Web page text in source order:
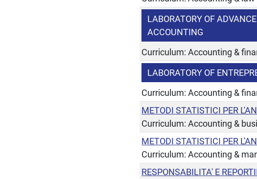
LABORATORY OF
ACCOUNTING
Curriculum: Accounting &
LABORATORY OF
Curriculum: Accounting &
METODI STATISTICI PER
Curriculum: Accounting &
METODI STATISTICI PER
Curriculum: Accounting &
RESPONSABILITA' E